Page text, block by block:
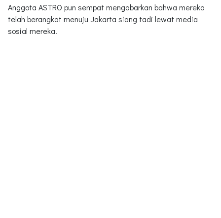
Anggota ASTRO pun sempat mengabarkan bahwa mereka
telah berangkat menuju Jakarta siang tadi lewat media
sosial mereka.